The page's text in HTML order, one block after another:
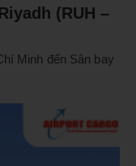
(RUH –
Minh đến Sân bay